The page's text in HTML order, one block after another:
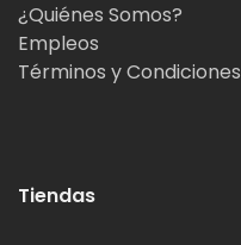
¿Quiénes Somos?
Empleos
Términos y Condiciones
Tiendas